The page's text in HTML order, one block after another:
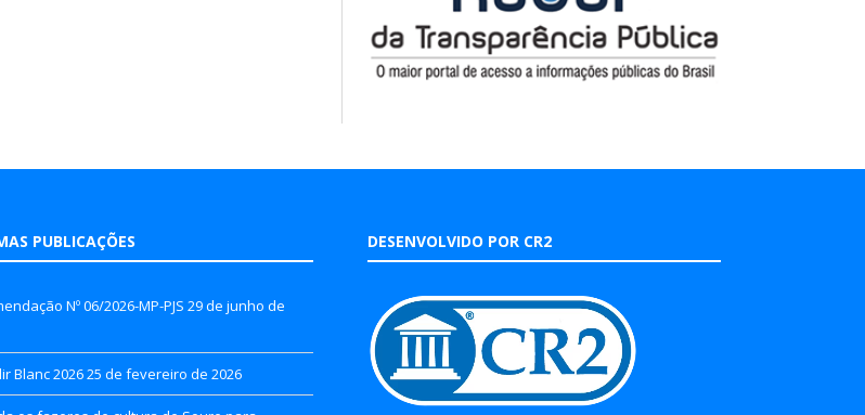
PUBLICAÇÕES
Nº 06/2026-MP-PJS 29 de junho de
Blanc 202625 de fevereiro de 2026
DESENVOLVIDO POR CR2